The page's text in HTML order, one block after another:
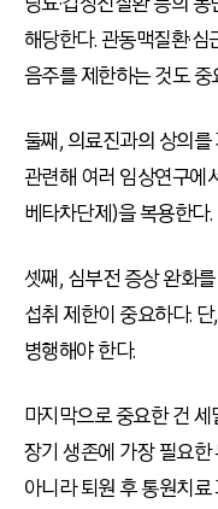
해당한다. 관동맥질환·
음주를 제한하는 것도 중
둘째, 의료진과의 상의
관련해 여러 임상연구에
베타차단제)을 복용한다.
셋째, 심부전 증상 완화
섭취 제한이 중요하다.
병행해야 한다.
마지막으로 중요한 건
장기 생존에 가장 필요
아니라 퇴원 후 통원치